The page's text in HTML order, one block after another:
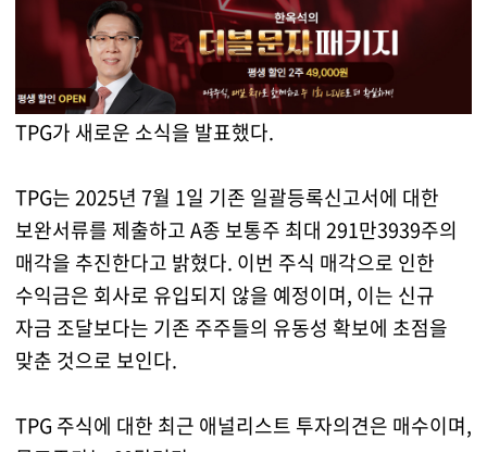
TPG가 새로운 소식을 발표했다.
TPG는 2025년 7월 1일 기존 일괄등록신고서에 대한
보완서류를 제출하고 A종 보통주 최대 291만3939주의
매각을 추진한다고 밝혔다. 이번 주식 매각으로 인한
수익금은 회사로 유입되지 않을 예정이며, 이는 신규
자금 조달보다는 기존 주주들의 유동성 확보에 초점을
맞춘 것으로 보인다.
TPG 주식에 대한 최근 애널리스트 투자의견은 매수이며,